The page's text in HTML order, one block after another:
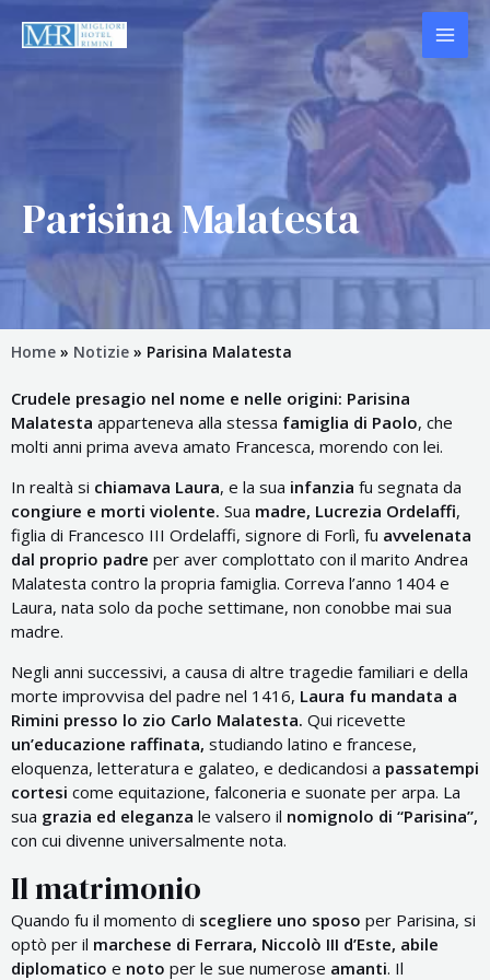
Parisina Malatesta
Home » Notizie » Parisina Malatesta
Crudele presagio nel nome e nelle origini: Parisina
Malatesta apparteneva alla stessa famiglia di Paolo, che
molti anni prima aveva amato Francesca, morendo con lei.
In realtà si chiamava Laura, e la sua infanzia fu segnata da
congiure e morti violente. Sua madre, Lucrezia Ordelaffi,
figlia di Francesco III Ordelaffi, signore di Forlì, fu avvelenata
dal proprio padre per aver complottato con il marito Andrea
Malatesta contro la propria famiglia. Correva l’anno 1404 e
Laura, nata solo da poche settimane, non conobbe mai sua
madre.
Negli anni successivi, a causa di altre tragedie familiari e della
morte improvvisa del padre nel 1416, Laura fu mandata a
Rimini presso lo zio Carlo Malatesta. Qui ricevette
un’educazione raffinata, studiando latino e francese,
eloquenza, letteratura e galateo, e dedicandosi a passatempi
cortesi come equitazione, falconeria e suonate per arpa. La
sua grazia ed eleganza le valsero il nomignolo di “Parisina”,
con cui divenne universalmente nota.
Il matrimonio
Quando fu il momento di scegliere uno sposo per Parisina, si
optò per il marchese di Ferrara, Niccolò III d’Este, abile
diplomatico e noto per le sue numerose amanti. Il